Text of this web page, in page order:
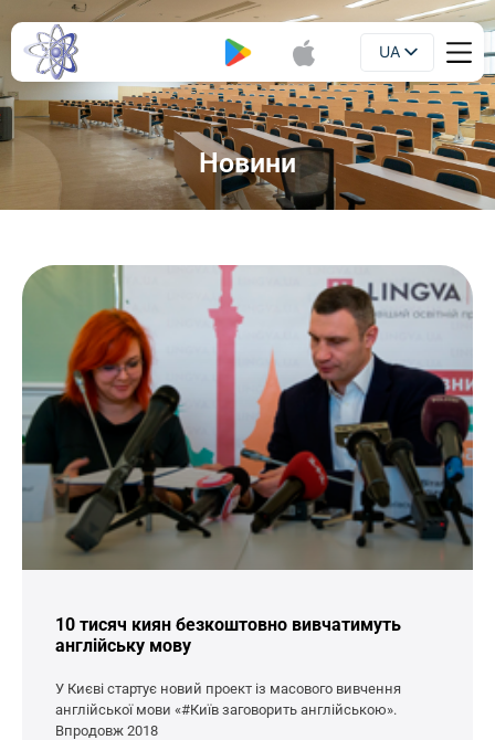
UA
EN
Новини
10 тисяч киян безкоштовно вивчатимуть
англійську мову
У Києві стартує новий проект із масового вивчення
англійської мови «#Київ заговорить англійською».
Впродовж 2018